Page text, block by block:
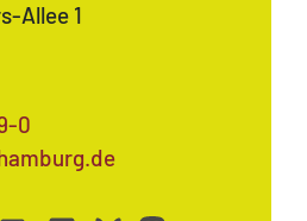
Allee 1
0